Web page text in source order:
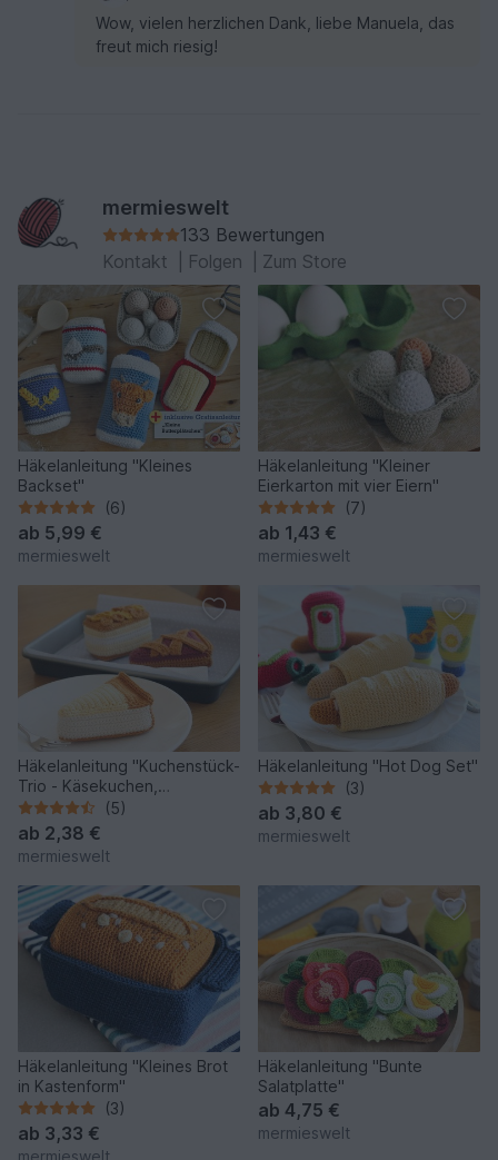
Wow, vielen herzlichen Dank, liebe Manuela, das
freut mich riesig!
mermieswelt
133 Bewertungen
Kontakt
Folgen Zum Store
Häkelanleitung "Kleines
Backset"
(6)
ab 5,99 €
mermieswelt
Häkelanleitung "Kleiner
Eierkarton mit vier Eiern"
(7)
ab 1,43 €
mermieswelt
Häkelanleitung "Kuchenstück-
Trio - Käsekuchen,
Linzertorte, Bienenstich"
(5)
ab 2,38 €
mermieswelt
Häkelanleitung "Hot Dog Set"
(3)
ab 3,80 €
mermieswelt
Häkelanleitung "Kleines Brot
in Kastenform"
(3)
ab 3,33 €
mermieswelt
Häkelanleitung "Bunte
Salatplatte"
ab 4,75 €
mermieswelt